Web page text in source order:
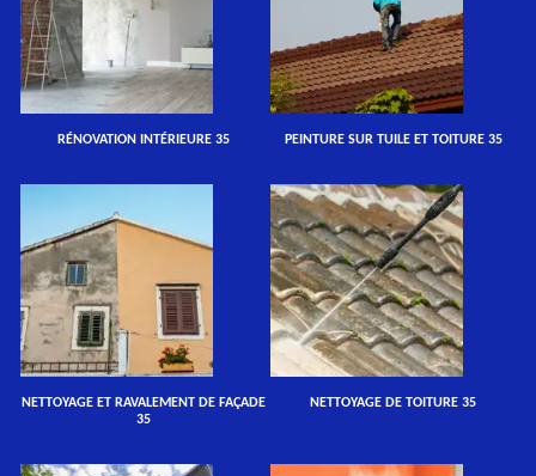
RÉNOVATION INTÉRIEURE 35 PEINTURE SUR TUILE ET TOITURE 35
NETTOYAGE ET RAVALEMENT DE FAÇADE
35
NETTOYAGE DE TOITURE 35